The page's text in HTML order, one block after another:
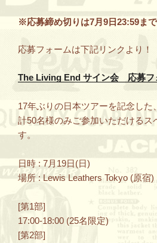
※応募締め切りは7月9日23:59まで
応募フォームは下記リンクより！
The Living End サイン会 応募フ
17年ぶりの日本ツアーを記念した
計50名様のみご参加いただけるス
す。
日時 : 7月19日(日)
場所 : Lewis Leathers Tokyo (原宿)
[第1部]
17:00-18:00 (25名限定)
[第2部]